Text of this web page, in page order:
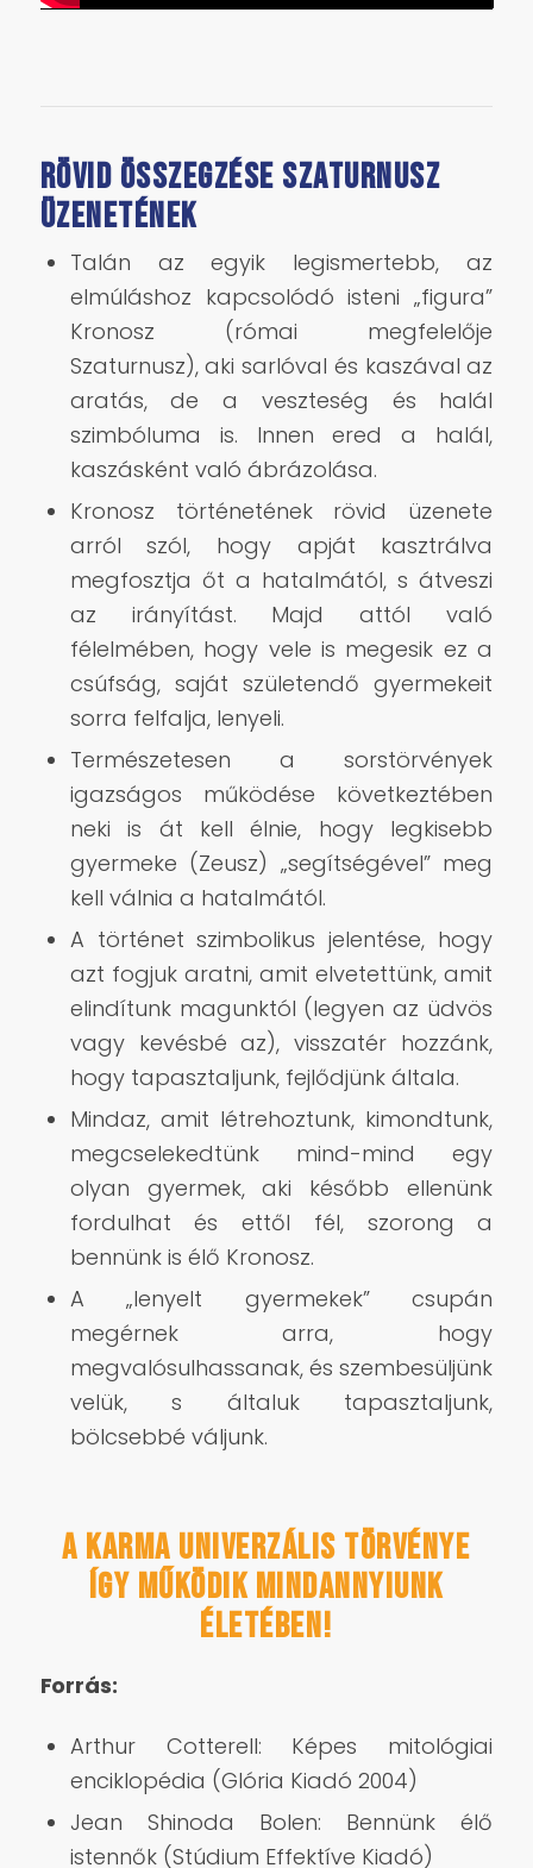
Rövid összegzése Szaturnusz
üzenetének
Talán az egyik legismertebb, az
elmúláshoz kapcsolódó isteni „figura”
Kronosz (római megfelelője
Szaturnusz), aki sarlóval és kaszával az
aratás, de a veszteség és halál
szimbóluma is. Innen ered a halál,
kaszásként való ábrázolása.
Kronosz történetének rövid üzenete
arról szól, hogy apját kasztrálva
megfosztja őt a hatalmától, s átveszi
az irányítást. Majd attól való
félelmében, hogy vele is megesik ez a
csúfság, saját születendő gyermekeit
sorra felfalja, lenyeli.
Természetesen a sorstörvények
igazságos működése következtében
neki is át kell élnie, hogy legkisebb
gyermeke (Zeusz) „segítségével” meg
kell válnia a hatalmától.
A történet szimbolikus jelentése, hogy
azt fogjuk aratni, amit elvetettünk, amit
elindítunk magunktól (legyen az üdvös
vagy kevésbé az), visszatér hozzánk,
hogy tapasztaljunk, fejlődjünk általa.
Mindaz, amit létrehoztunk, kimondtunk,
megcselekedtünk mind-mind egy
olyan gyermek, aki később ellenünk
fordulhat és ettől fél, szorong a
bennünk is élő Kronosz.
A „lenyelt gyermekek” csupán
megérnek arra, hogy
megvalósulhassanak, és szembesüljünk
velük, s általuk tapasztaljunk,
bölcsebbé váljunk.
A karma univerzális törvénye
így működik mindannyiunk
életében!
Forrás:
Arthur Cotterell: Képes mitológiai
enciklopédia (Glória Kiadó 2004)
Jean Shinoda Bolen: Bennünk élő
istennők (Stúdium Effektíve Kiadó)